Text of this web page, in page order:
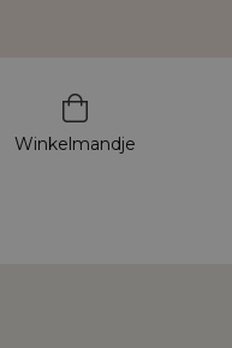
Winkelmandje